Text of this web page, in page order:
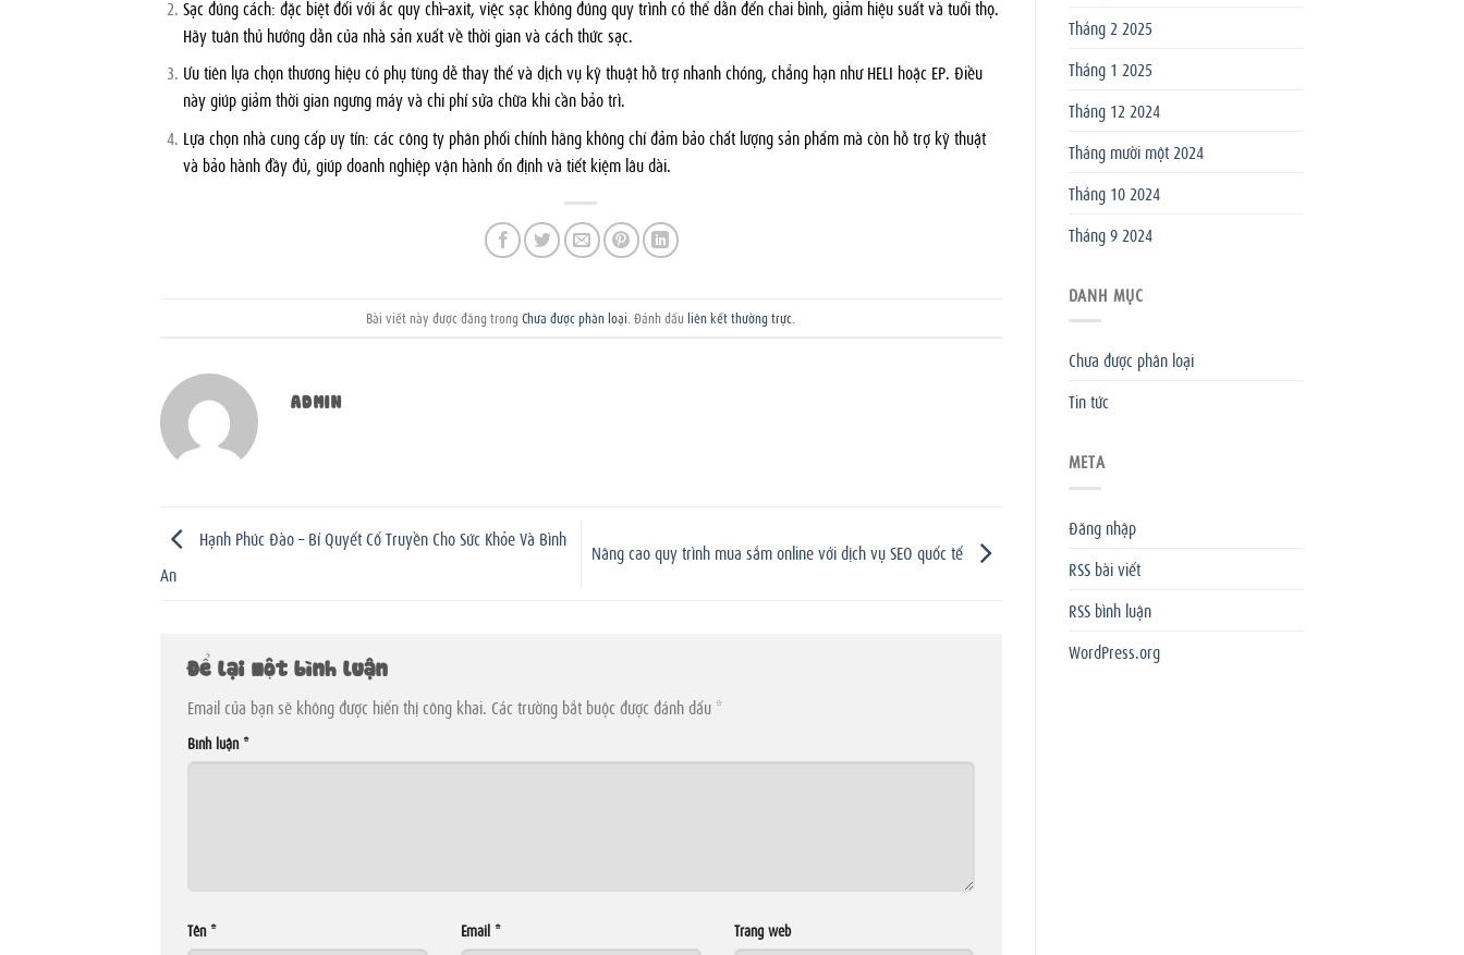
Sạc đúng cách: đặc biệt đối với ắc quy chì–axit, việc sạc không đúng quy trình có thể dẫn đến chai bình, giảm hiệu suất và tuổi thọ.
Hãy tuân thủ hướng dẫn của nhà sản xuất về thời gian và cách thức sạc.
Ưu tiên lựa chọn thương hiệu có phụ tùng dễ thay thế và dịch vụ kỹ thuật hỗ trợ nhanh chóng, chẳng hạn như HELI hoặc EP. Điều
này giúp giảm thời gian ngưng máy và chi phí sửa chữa khi cần bảo trì.
Lựa chọn nhà cung cấp uy tín: các công ty phân phối chính hãng không chỉ đảm bảo chất lượng sản phẩm mà còn hỗ trợ kỹ thuật
và bảo hành đầy đủ, giúp doanh nghiệp vận hành ổn định và tiết kiệm lâu dài.
Bài viết này được đăng trongChưa được phân loại . Đánh dấuliên kết thường trực
ADMIN
Hạnh Phúc Đào – Bí Quyết Cổ Truyền Cho Sức Khỏe Và Bình
An
Nâng cao quy trình mua sắm online với dịch vụ SEO quốc tế
Để lại một bình luận
Email của bạn sẽ không được hiển thị công khai. Các trường bắt buộc được đánh dấu *
Bình luận *
Tên * Email * Trang web
Tháng 2 2025
Tháng 1 2025
Tháng 12 2024
Tháng mười một 2024
Tháng 10 2024
Tháng 9 2024
DANH MỤC
Chưa được phân loại
Tin tức
META
Đăng nhập
RSS bài viết
RSS bình luận
WordPress.org